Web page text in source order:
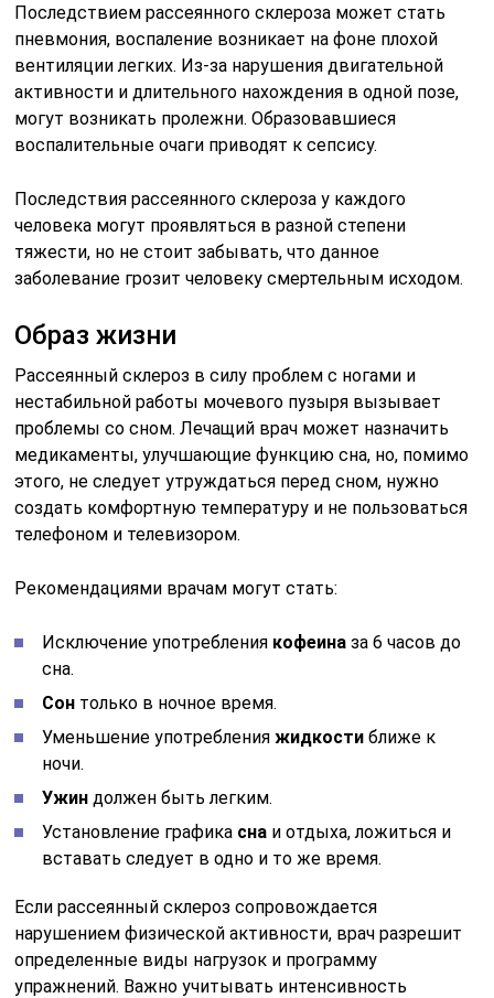
Последствием рассеянного склероза может стать
пневмония, воспаление возникает на фоне плохой
вентиляции легких. Из-за нарушения двигательной
активности и длительного нахождения в одной позе,
могут возникать пролежни. Образовавшиеся
воспалительные очаги приводят к сепсису.
Последствия рассеянного склероза у каждого
человека могут проявляться в разной степени
тяжести, но не стоит забывать, что данное
заболевание грозит человеку смертельным исходом.
Образ жизни
Рассеянный склероз в силу проблем с ногами и
нестабильной работы мочевого пузыря вызывает
проблемы со сном. Лечащий врач может назначить
медикаменты, улучшающие функцию сна, но, помимо
этого, не следует утруждаться перед сном, нужно
создать комфортную температуру и не пользоваться
телефоном и телевизором.
Рекомендациями врачам могут стать:
Исключение употребления кофеина за 6 часов до
сна.
Сон только в ночное время.
Уменьшение употребленияжидкости ближе к
ночи.
Ужин должен быть легким.
Установление графика сна и отдыха, ложиться и
вставать следует в одно и то же время.
Если рассеянный склероз сопровождается
нарушением физической активности, врач разрешит
определенные виды нагрузок и программу
упражнений. Важно учитывать интенсивность